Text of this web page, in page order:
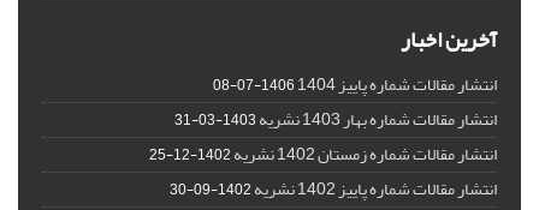
آخرین اخبار
انتشار مقالات شماره پاییز 1404 1406-07-08
انتشار مقالات شماره بهار 1403 نشریه 1403-03-31
انتشار مقالات شماره زمستان 1402 نشریه 1402-12-25
انتشار مقالات شماره پاییز 1402 نشریه 1402-09-30